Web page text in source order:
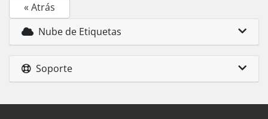
« Atrás
Nube de Etiquetas
Soporte